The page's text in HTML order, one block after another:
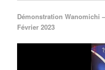
Démonstration Wanomichi
Février 2023